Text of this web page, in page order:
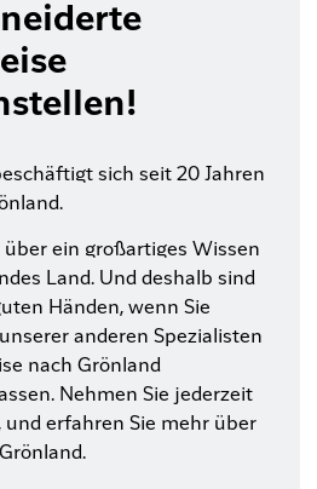
sich seit 20 Jahren
über ein großartiges Wissen
Land. Und deshalb sind
Händen, wenn Sie
anderen Spezialisten
nach Grönland
Nehmen Sie jederzeit
und erfahren Sie mehr über